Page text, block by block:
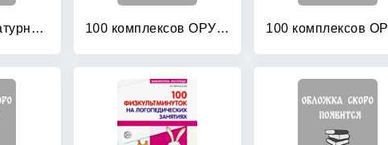
1 класс: Литературное чтение. Методические рекомендации. ФГОС 100 комплексов ОРУ для младших дошкольников с использованием стандартного и нестандартного оборудования